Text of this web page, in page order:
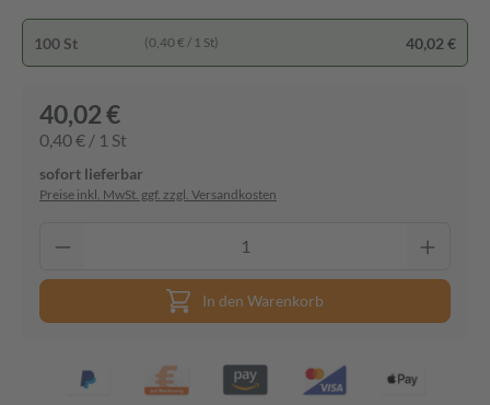
100 St (0,40 € / 1 St) 40,02 €
40,02 €
0,40 € / 1 St
sofort lieferbar
Preise inkl. MwSt. ggf. zzgl. Versandkosten
In den Warenkorb